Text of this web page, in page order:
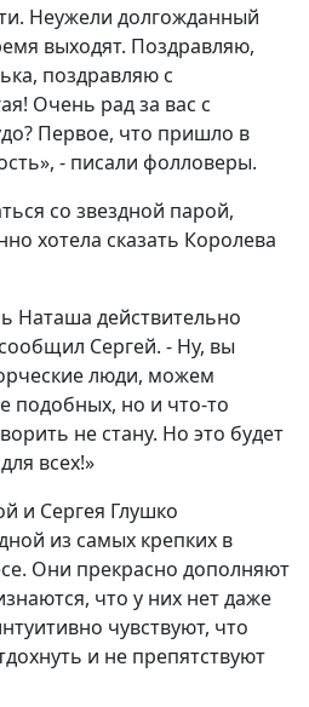
Неужели долгожданный
выходят. Поздравляю,
поздравляю с
Очень рад за вас с
Первое, что пришло в
- писали фолловеры.
со звездной парой,
хотела сказать Королева
Наташа действительно
Сергей. - Ну, вы
люди, можем
подобных, но и что-то
не стану. Но это будет
всех!»
и Сергея Глушко
из самых крепких в
Они прекрасно дополняют
что у них нет даже
чувствуют, что
и не препятствуют